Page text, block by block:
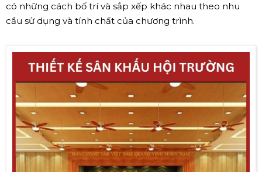
có những cách bố trí và sắp xếp khác nhau theo nhu
cầu sử dụng và tính chất của chương trình.